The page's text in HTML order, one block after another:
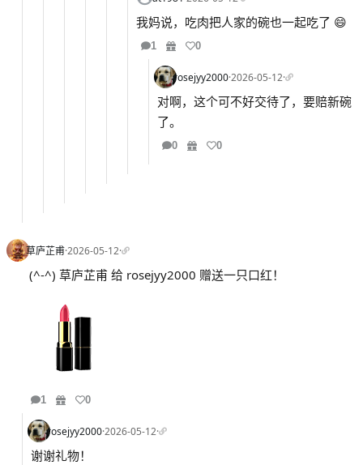
我妈说，吃肉把人家的碗也一起吃了 😄
1 0
rosejyy2000·2026-05-12·
对啊，这个可不好交待了，要赔新碗
了。
0 0
草庐芷甫·2026-05-12·
(^-^) 草庐芷甫 给 rosejyy2000 赠送一只口红！
1 0
rosejyy2000·2026-05-12·
谢谢礼物！